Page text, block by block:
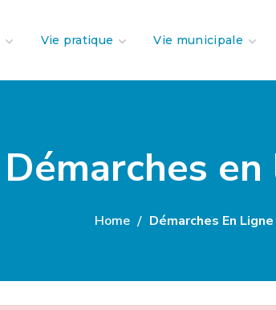
Vie pratique Vie municipale
Démarches
Home Démarches En Ligne